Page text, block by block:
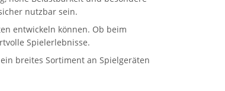
nutzbar sein.
entwickeln können. Ob beim
Spielerlebnisse.
breites Sortiment an Spielgeräten